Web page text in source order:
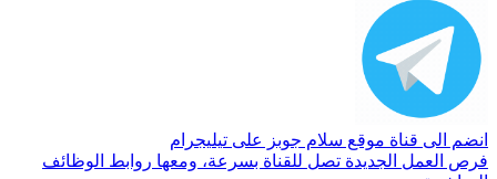
انضم الى قناة موقع سلام جوبز على تيليجرام
فرص العمل الجديدة تصل للقناة بسرعة، ومعها روابط الوظائف